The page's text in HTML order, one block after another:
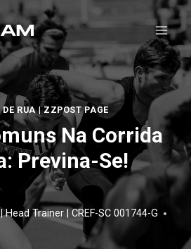
DE RUA|ZZPOST PAGE
Na Corrida
Previna-Se!
Trainer | CREF-SC 001744-G